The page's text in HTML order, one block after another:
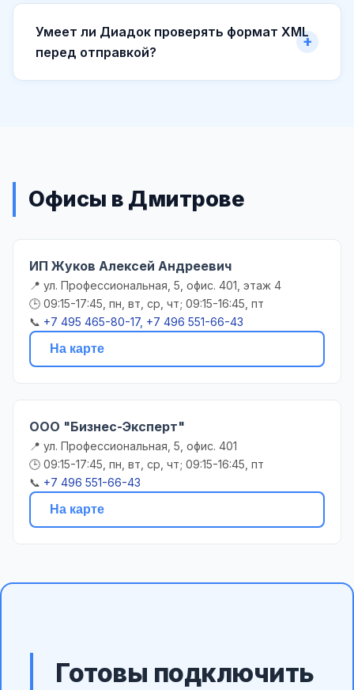
Умеет ли Диадок проверять формат XML
перед отправкой?
Офисы в Дмитрове
ИП Жуков Алексей Андреевич
📍 ул. Профессиональная, 5, офис. 401, этаж 4
🕒 09:15-17:45, пн, вт, ср, чт; 09:15-16:45, пт
📞 +7 495 465-80-17, +7 496 551-66-43
На карте
ООО "Бизнес-Эксперт"
📍 ул. Профессиональная, 5, офис. 401
🕒 09:15-17:45, пн, вт, ср, чт; 09:15-16:45, пт
📞 +7 496 551-66-43
На карте
Готовы подключить